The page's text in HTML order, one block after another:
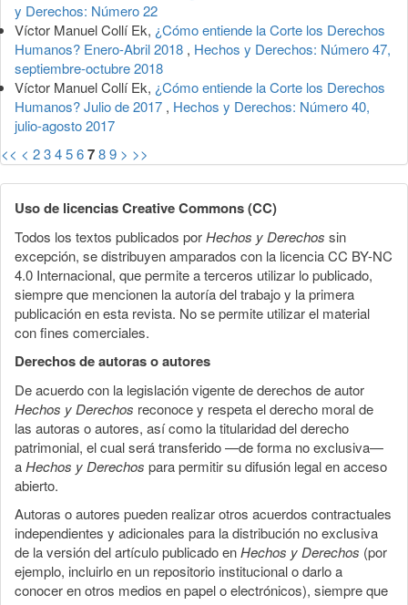
y Derechos: Número 22
Víctor Manuel Collí Ek, ¿Cómo entiende la Corte los Derechos
Humanos? Enero-Abril 2018 , Hechos y Derechos: Número 47,
septiembre-octubre 2018
Víctor Manuel Collí Ek, ¿Cómo entiende la Corte los Derechos
Humanos? Julio de 2017 , Hechos y Derechos: Número 40,
julio-agosto 2017
<< < 23456789 > >>
Uso de licencias Creative Commons (CC)
Todos los textos publicados porHechos y Derechos sin
excepción, se distribuyen amparados con la licencia CC BY-NC
4.0 Internacional, que permite a terceros utilizar lo publicado,
siempre que mencionen la autoría del trabajo y la primera
publicación en esta revista. No se permite utilizar el material
con fines comerciales.
Derechos de autoras o autores
De acuerdo con la legislación vigente de derechos de autor
Hechos y Derechos reconoce y respeta el derecho moral de
las autoras o autores, así como la titularidad del derecho
patrimonial, el cual será transferido —de forma no exclusiva—
aHechos y Derechos para permitir su difusión legal en acceso
abierto.
Autoras o autores pueden realizar otros acuerdos contractuales
independientes y adicionales para la distribución no exclusiva
de la versión del artículo publicado enHechos y Derechos (por
ejemplo, incluirlo en un repositorio institucional o darlo a
conocer en otros medios en papel o electrónicos), siempre que